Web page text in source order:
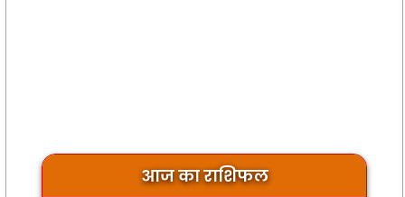
आज का राशिफल